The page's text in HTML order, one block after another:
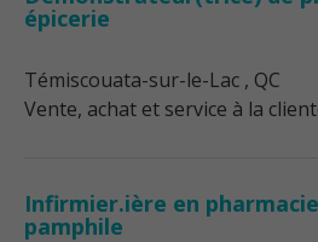
épicerie
Témiscouata-sur-le-Lac , QC
Vente, achat et service à la
Infirmier.ière en
pamphile